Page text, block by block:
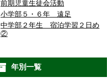
前期児童生徒会活動
小学部５・６年 遠足
中学部２年生 宿泊学習２日め
②
年別一覧